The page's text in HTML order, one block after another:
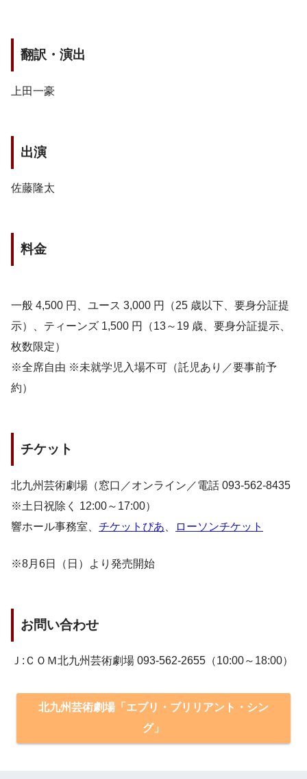
翻訳・演出
上田一豪
出演
佐藤隆太
料金
一般 4,500 円、ユース 3,000 円（25 歳以下、要身分証提
示）、ティーンズ 1,500 円（13～19 歳、要身分証提示、
枚数限定）
※全席自由 ※未就学児入場不可（託児あり／要事前予
約）
チケット
北九州芸術劇場（窓口／オンライン／電話 093-562-8435
※土日祝除く 12:00～17:00）
響ホール事務室、 チケットぴあ ローソンチケット
※8月6日（日）より発売開始
お問い合わせ
Ｊ:ＣＯＭ北九州芸術劇場 093-562-2655（10:00～18:00）
北九州芸術劇場「エブリ・ブリリアント・シン
グ」